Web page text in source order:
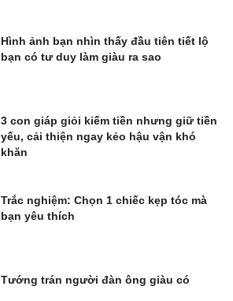
Hình ảnh bạn nhìn thấy đầu tiên tiết lộ
bạn có tư duy làm giàu ra sao
3 con giáp giỏi kiếm tiền nhưng giữ tiền
yếu, cải thiện ngay kẻo hậu vận khó
khăn
Trắc nghiệm: Chọn 1 chiếc kẹp tóc mà
bạn yêu thích
Tướng trán người đàn ông giàu có